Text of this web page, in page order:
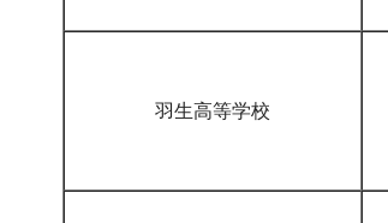
羽生高等学校